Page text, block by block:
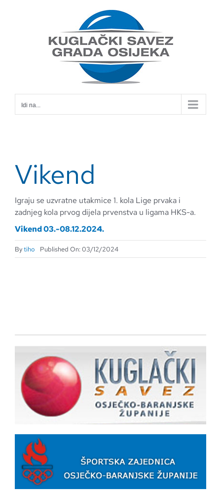
Idi na...
Vikend
Igraju se uzvratne utakmice 1. kola Lige prvaka i
zadnjeg kola prvog dijela prvenstva u ligama HKS-a.
Vikend 03.-08.12.2024.
Bytiho Published On: 03/12/2024